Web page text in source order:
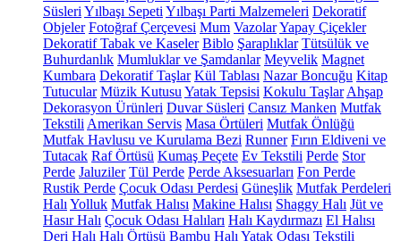
Süsleri Yılbaşı Sepeti Yılbaşı Parti Malzemeleri Dekoratif
Objeler Fotoğraf Çerçevesi Mum VazolarYapay Çiçekler
Dekoratif Tabak ve Kaseler Biblo Şaraplıklar Tütsülük ve
Buhurdanlık Mumluklar ve Şamdanlar Meyvelik Magnet
Kumbara Dekoratif Taşlar Kül Tablası Nazar Boncuğu Kitap
Tutucular Müzik Kutusu Yatak Tepsisi Kokulu Taşlar Ahşap
Dekorasyon Ürünleri Duvar Süsleri Cansız Manken Mutfak
Tekstili Amerikan Servis Masa Örtüleri Mutfak Önlüğü
Mutfak Havlusu ve Kurulama Bezi Runner Fırın Eldiveni ve
Tutacak Raf Örtüsü Kumaş Peçete Ev Tekstili Perde Stor
Perde Jaluziler Tül Perde Perde Aksesuarları Fon Perde
Rustik Perde Çocuk Odası Perdesi Güneşlik Mutfak Perdeleri
Halı Yolluk Mutfak Halısı Makine Halısı Shaggy Halı Jüt ve
Hasır Halı Çocuk Odası Halıları Halı Kaydırmazı El Halısı
Deri Halı Halı Örtüsü Bambu Halı Yatak Odası Tekstili